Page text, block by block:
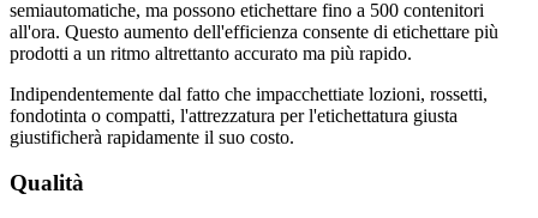
semiautomatiche, ma possono etichettare fino a 500 contenitori
all'ora. Questo aumento dell'efficienza consente di etichettare più
prodotti a un ritmo altrettanto accurato ma più rapido.
Indipendentemente dal fatto che impacchettiate lozioni, rossetti,
fondotinta o compatti, l'attrezzatura per l'etichettatura giusta
giustificherà rapidamente il suo costo.
Qualità